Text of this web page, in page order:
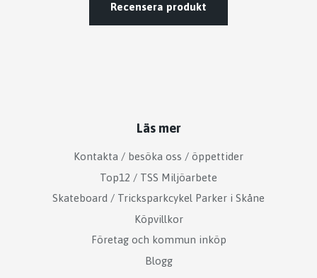
Recensera produkt
Läs mer
Kontakta / besöka oss / öppettider
Top12 / TSS Miljöarbete
Skateboard / Tricksparkcykel Parker i Skåne
Köpvillkor
Företag och kommun inköp
Blogg